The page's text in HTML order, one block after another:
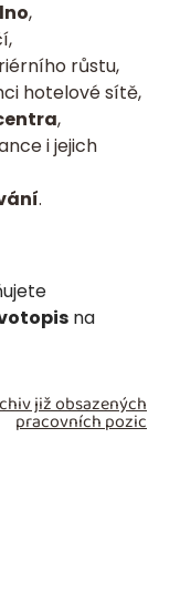
,
růstu,
hotelové sítě,
,
i jejich
.
na
již obsazených
pracovních pozic